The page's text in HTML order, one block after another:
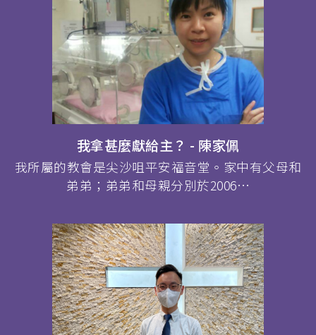
我拿甚麼獻給主？ - 陳家佩
我所屬的教會是尖沙咀平安福音堂。家中有父母和
弟弟；弟弟和母親分別於2006…